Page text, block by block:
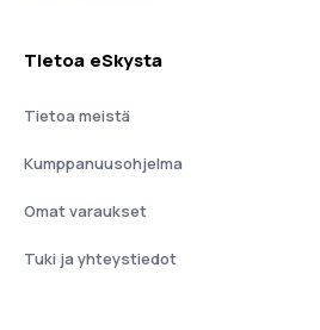
Tietoa eSkysta
Tietoa meistä
Kumppanuusohjelma
Omat varaukset
Tuki ja yhteystiedot